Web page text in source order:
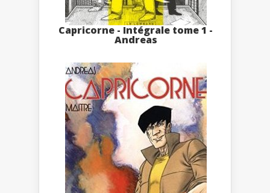
Capricorne - Intégrale tome 1 -
Andreas